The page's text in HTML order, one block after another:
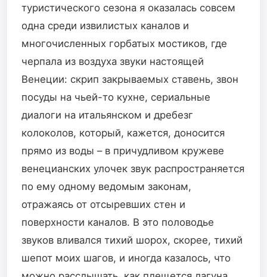
туристического сезона я оказалась совсем
одна среди извилистых каналов и
многочисленных горбатых мостиков, где
черпала из воздуха звуки настоящей
Венеции: скрип закрываемых ставень, звон
посуды на чьей-то кухне, сериальные
диалоги на итальянском и дребезг
колоколов, который, кажется, доносится
прямо из воды – в причудливом кружеве
венецианских улочек звук распространяется
по ему одному ведомым законам,
отражаясь от отсыревших стен и
поверхности каналов. В это половодье
звуков вливался тихий шорох, скорее, тихий
шепот моих шагов, и иногда казалось, что